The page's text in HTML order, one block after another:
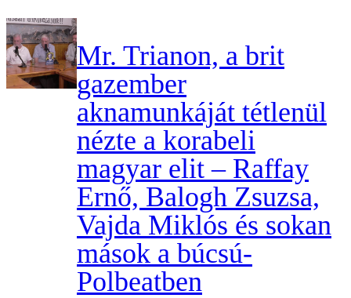
Mr. Trianon, a brit
gazember
aknamunkáját tétlenül
nézte a korabeli
magyar elit – Raffay
Ernő, Balogh Zsuzsa,
Vajda Miklós és sokan
mások a búcsú-
Polbeatben